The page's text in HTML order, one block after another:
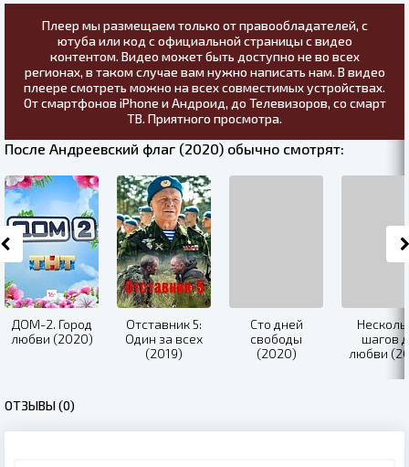
Плеер мы размещаем только от правообладателей, с
ютуба или код с официальной страницы с видео
контентом. Видео может быть доступно не во всех
регионах, в таком случае вам нужно написать нам. В видео
плеере смотреть можно на всех совместимых устройствах.
От смартфонов iPhone и Андроид, до Телевизоров, со смарт
ТВ. Приятного просмотра.
После Андреевский флаг (2020) обычно смотрят:
ДОМ-2. Город
любви (2020)
Отставник 5:
Один за всех
(2019)
Сто дней
свободы
(2020)
шагов
любви
ОТЗЫВЫ (0)